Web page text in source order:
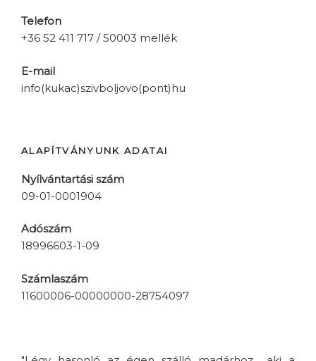
Telefon
+36 52 411 717 / 50003 mellék
E-mail
info(kukac)szivboljovo(pont)hu
ALAPÍTVÁNYUNK ADATAI
Nyílvántartási szám
09-01-0001904
Adószám
18996603-1-09
Számlaszám
11600006-00000000-28754097